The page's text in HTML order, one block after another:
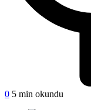
0 on
5 min okundu